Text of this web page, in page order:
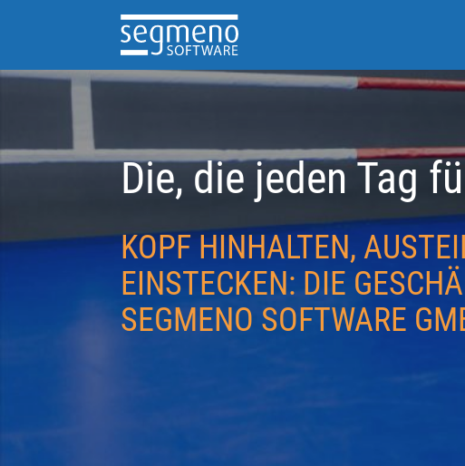
Die, die jeden Tag
KOPF HINHALTEN,
EINSTECKEN: DIE
SEGMENO SOFTWARE